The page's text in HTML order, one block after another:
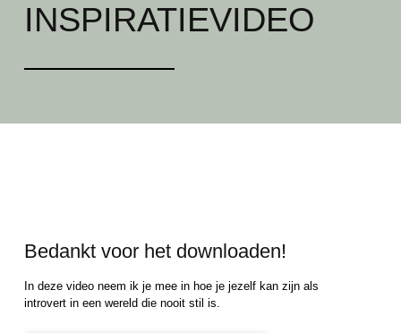
INSPIRATIEVIDEO
Bedankt voor het downloaden!
In deze video neem ik je mee in hoe je jezelf kan zijn als
introvert in een wereld die nooit stil is.